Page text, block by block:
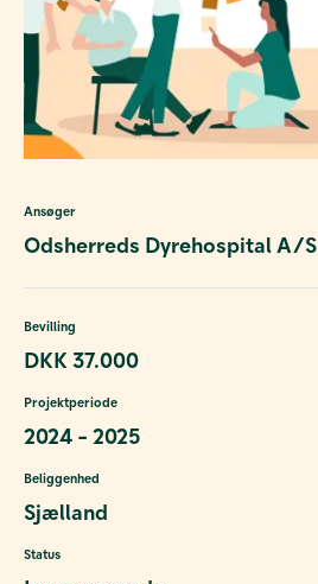
Ansøger
Odsherreds Dyrehospital A/S
Bevilling
DKK 37.000
Projektperiode
2024 - 2025
Beliggenhed
Sjælland
Status